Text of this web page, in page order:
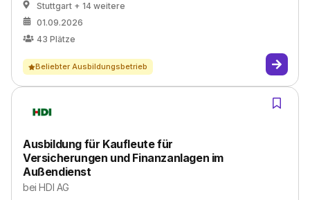
Stuttgart + 14 weitere
01.09.2026
43 Plätze
Beliebter Ausbildungsbetrieb
Ausbildung für Kaufleute für
Versicherungen und Finanzanlagen im
Außendienst
beiHDI AG